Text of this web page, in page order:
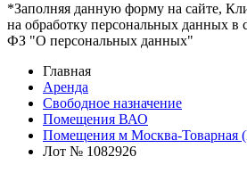
*Заполняя данную форму на сайте,
на обработку персональных данных в
ФЗ "О персональных данных"
Главная
Аренда
Свободное назначение
Помещения ВАО
Помещения м Москва-
Лот № 1082926